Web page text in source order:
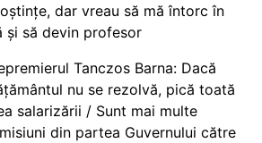
dar vreau să mă întorc în
și să devin profesor
Tanczos Barna: Dacă
nu se rezolvă, pică toată
salarizării / Sunt mai multe
din partea Guvernului către